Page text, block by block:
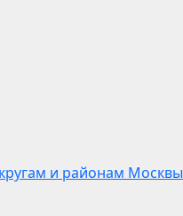
и районам Москвы